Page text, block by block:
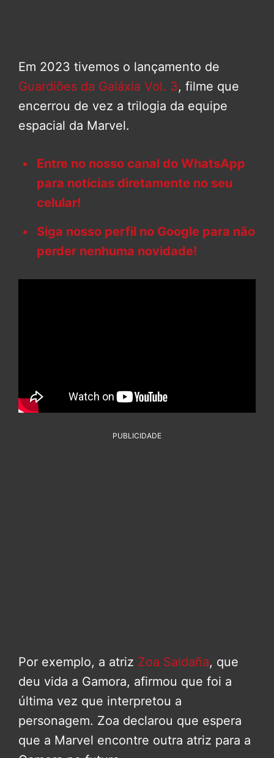
Em 2023 tivemos o lançamento de
Guardiões da Galáxia Vol. 3, filme que
encerrou de vez a trilogia da equipe
espacial da Marvel.
Entre no nosso canal do WhatsApp
para notícias diretamente no seu
celular!
Siga nosso perfil no Google para não
perder nenhuma novidade!
PUBLICIDADE
Por exemplo, a atriz Zoa Saldaña, que
deu vida a Gamora, afirmou que foi a
última vez que interpretou a
personagem. Zoa declarou que espera
que a Marvel encontre outra atriz para a